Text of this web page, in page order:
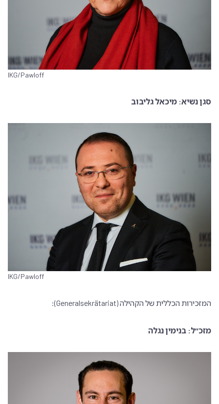
IKG/Pawloff
סגן נשיא: מיכאל גליבוב
IKG/Pawloff
המזכירות הכללית של הקהילה (Generalsekrätariat):
מזכ״ל: בנימין נגלה